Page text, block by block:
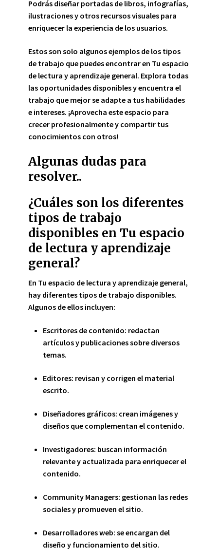
Podrás diseñar portadas de libros, infografías,
ilustraciones y otros recursos visuales para
enriquecer la experiencia de los usuarios.
Estos son solo algunos ejemplos de los tipos
de trabajo que puedes encontrar en Tu espacio
de lectura y aprendizaje general. Explora todas
las oportunidades disponibles y encuentra el
trabajo que mejor se adapte a tus habilidades
e intereses. ¡Aprovecha este espacio para
crecer profesionalmente y compartir tus
conocimientos con otros!
Algunas dudas para
resolver..
¿Cuáles son los diferentes
tipos de trabajo
disponibles en Tu espacio
de lectura y aprendizaje
general?
En Tu espacio de lectura y aprendizaje general,
hay diferentes tipos de trabajo disponibles.
Algunos de ellos incluyen:
Escritores de contenido: redactan
artículos y publicaciones sobre diversos
temas.
Editores: revisan y corrigen el material
escrito.
Diseñadores gráficos: crean imágenes y
diseños que complementan el contenido.
Investigadores: buscan información
relevante y actualizada para enriquecer el
contenido.
Community Managers: gestionan las redes
sociales y promueven el sitio.
Desarrolladores web: se encargan del
diseño y funcionamiento del sitio.